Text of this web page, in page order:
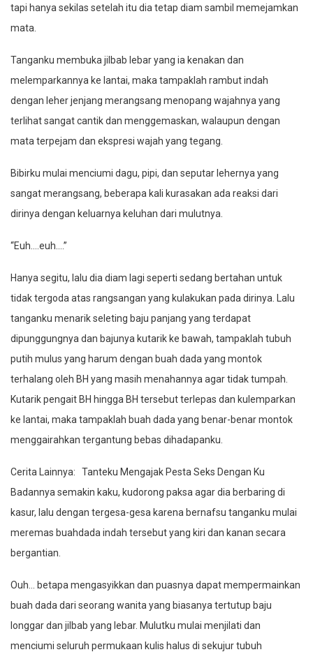
tapi hanya sekilas setelah itu dia tetap diam sambil memejamkan
mata.
Tanganku membuka jilbab lebar yang ia kenakan dan
melemparkannya ke lantai, maka tampaklah rambut indah
dengan leher jenjang merangsang menopang wajahnya yang
terlihat sangat cantik dan menggemaskan, walaupun dengan
mata terpejam dan ekspresi wajah yang tegang.
Bibirku mulai menciumi dagu, pipi, dan seputar lehernya yang
sangat merangsang, beberapa kali kurasakan ada reaksi dari
dirinya dengan keluarnya keluhan dari mulutnya.
“Euh….euh….”
Hanya segitu, lalu dia diam lagi seperti sedang bertahan untuk
tidak tergoda atas rangsangan yang kulakukan pada dirinya. Lalu
tanganku menarik seleting baju panjang yang terdapat
dipunggungnya dan bajunya kutarik ke bawah, tampaklah tubuh
putih mulus yang harum dengan buah dada yang montok
terhalang oleh BH yang masih menahannya agar tidak tumpah.
Kutarik pengait BH hingga BH tersebut terlepas dan kulemparkan
ke lantai, maka tampaklah buah dada yang benar-benar montok
menggairahkan tergantung bebas dihadapanku.
Cerita Lainnya:
Tanteku Mengajak Pesta Seks Dengan Ku
Badannya semakin kaku, kudorong paksa agar dia berbaring di
kasur, lalu dengan tergesa-gesa karena bernafsu tanganku mulai
meremas buahdada indah tersebut yang kiri dan kanan secara
bergantian.
Ouh… betapa mengasyikkan dan puasnya dapat mempermainkan
buah dada dari seorang wanita yang biasanya tertutup baju
longgar dan jilbab yang lebar. Mulutku mulai menjilati dan
menciumi seluruh permukaan kulis halus di sekujur tubuh